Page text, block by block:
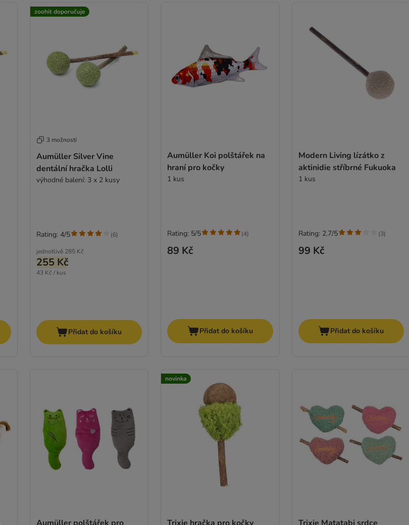
zoohit doporučuje
3 možností
Aumüller Silver Vine
dentální hračka Lolli
výhodné balení: 3 x 2 kusy
jednotlivě 285 Kč
255 Kč
43 Kč / kus
Rating: 4/5 (6)
Přidat do košíku
Aumüller Koi polštářek na
hraní pro kočky
1 kus
89 Kč
Rating: 5/5 (4)
Přidat do košíku
Modern Living lízátko z
aktinidie stříbrné Fukuoka
1 kus
99 Kč
Rating: 2.7/5 (3)
Přidat do košíku
novinka